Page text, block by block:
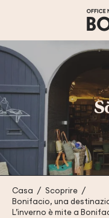
principal
Casa
Scoprire
Bonifacio, una
L’inverno è mite a